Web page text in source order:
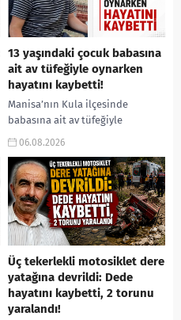
13 yaşındaki çocuk babasına
ait av tüfeğiyle oynarken
hayatını kaybetti!
Manisa’nın Kula ilçesinde
babasına ait av tüfeğiyle
oynadığı sırada silahın ateş
yaşındaki F.B., olay yerinde...
06.08.2026
Üç tekerlekli motosiklet dere
yatağına devrildi: Dede
hayatını kaybetti, 2 torunu
yaralandı!